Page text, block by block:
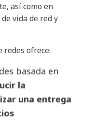
así como en
vida de red y
ofrece:
basada en
la
una entrega